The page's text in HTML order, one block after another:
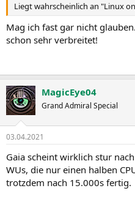
Liegt wahrscheinlich an "Linux
Mag ich fast gar nicht
schon sehr verbreitet!
MagicEye04
Grand Admiral Special
03.04.2021
Gaia scheint wirklich stur
WUs, die nur einen halben
trotzdem nach 15.000s fertig.